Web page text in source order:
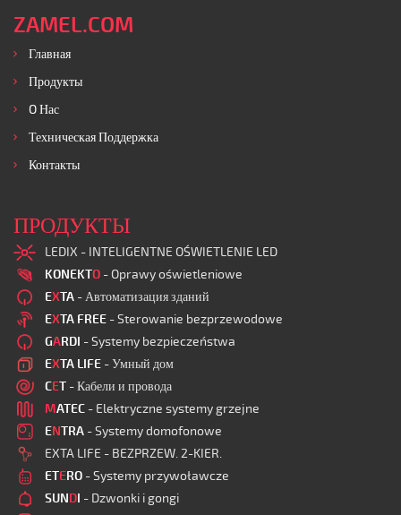
ZAMEL.COM
Главная
Продукты
O Нас
Техническая Поддержка
Контакты
ПРОДУКТЫ
LEDIX - INTELIGENTNE OŚWIETLENIE LED
KONEKTO - Oprawy oświetleniowe
EXTA - Автоматизация зданий
EXTA FREE - Sterowanie bezprzewodowe
GARDI - Systemy bezpieczeństwa
EXTA LIFE - Умный дом
CET - Кабели и провода
MATEC - Elektryczne systemy grzejne
ENTRA - Systemy domofonowe
EXTA LIFE - BEZPRZEW. 2-KIER.
ETERO - Systemy przywoławcze
SUNDI - Dzwonki i gongi